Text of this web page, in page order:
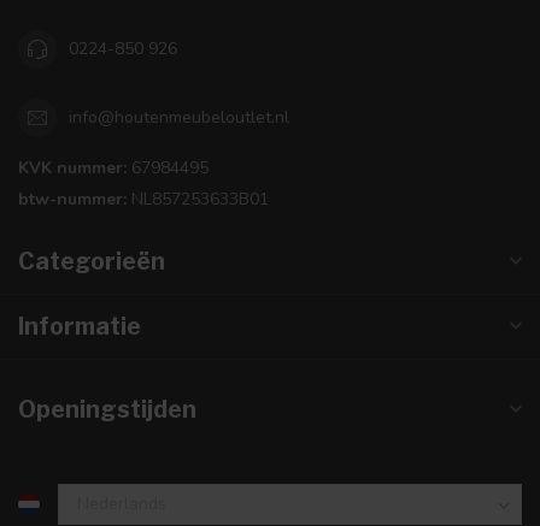
0224-850 926
info@houtenmeubeloutlet.nl
KVK nummer: 67984495
btw-nummer: NL857253633B01
Categorieën
Informatie
Openingstijden